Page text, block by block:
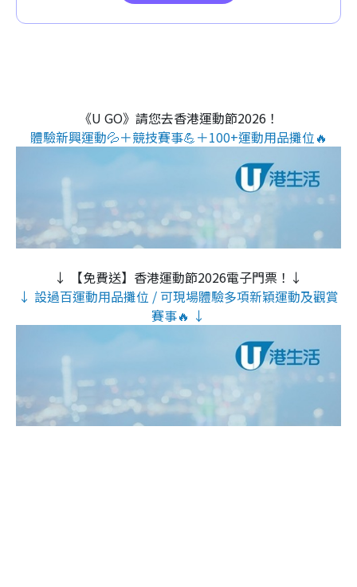
《U GO》請您去香港運動節2026！
體驗新興運動💦＋競技賽事💪＋100+運動用品攤位🔥
↓ 【免費送】香港運動節2026電子門票！↓
↓ 設過百運動用品攤位 / 可現場體驗多項新穎運動及觀賞
賽事🔥 ↓